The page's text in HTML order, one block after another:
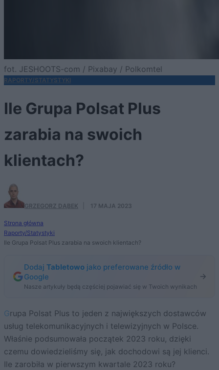
fot. JESHOOTS-com / Pixabay / Polkomtel
RAPORTY/STATYSTYKI
Ile Grupa Polsat Plus
zarabia na swoich
klientach?
GRZEGORZ DĄBEK 17 MAJA 2023
Strona główna
Raporty/Statystyki
Ile Grupa Polsat Plus zarabia na swoich klientach?
Dodaj Tabletowo jako preferowane źródło w
Google
Nasze artykuły będą częściej pojawiać się w Twoich wynikach
Grupa Polsat Plus to jeden z największych dostawców
usług telekomunikacyjnych i telewizyjnych w Polsce.
Właśnie podsumowała początek 2023 roku, dzięki
czemu dowiedzieliśmy się, jak dochodowi są jej klienci.
Ile zarobiła w pierwszym kwartale 2023 roku?